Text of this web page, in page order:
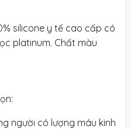
silicone y tế cao cấp có
platinum. Chất màu
người có lượng máu kinh